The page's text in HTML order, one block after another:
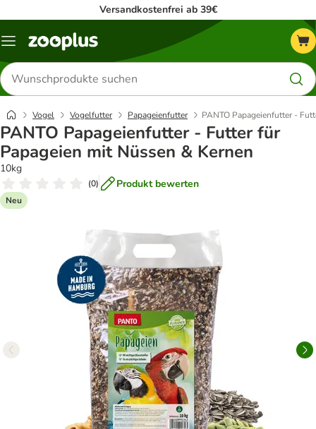
Versandkostenfrei ab 39€
Menü
Produkte
suchen
Vogel Vogelfutter Papageienfutter PANTO Papageienfutter -
PANTO Papageienfutter - Futter für
Papageien mit Nüssen & Kernen
10kg
(0) Produkt bewerten
Neu